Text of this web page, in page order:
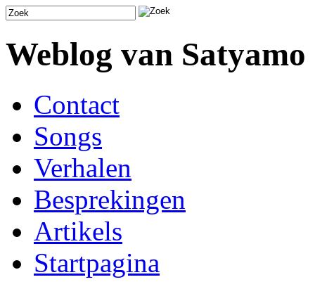
Weblog van Satyamo
Contact
Songs
Verhalen
Besprekingen
Artikels
Startpagina